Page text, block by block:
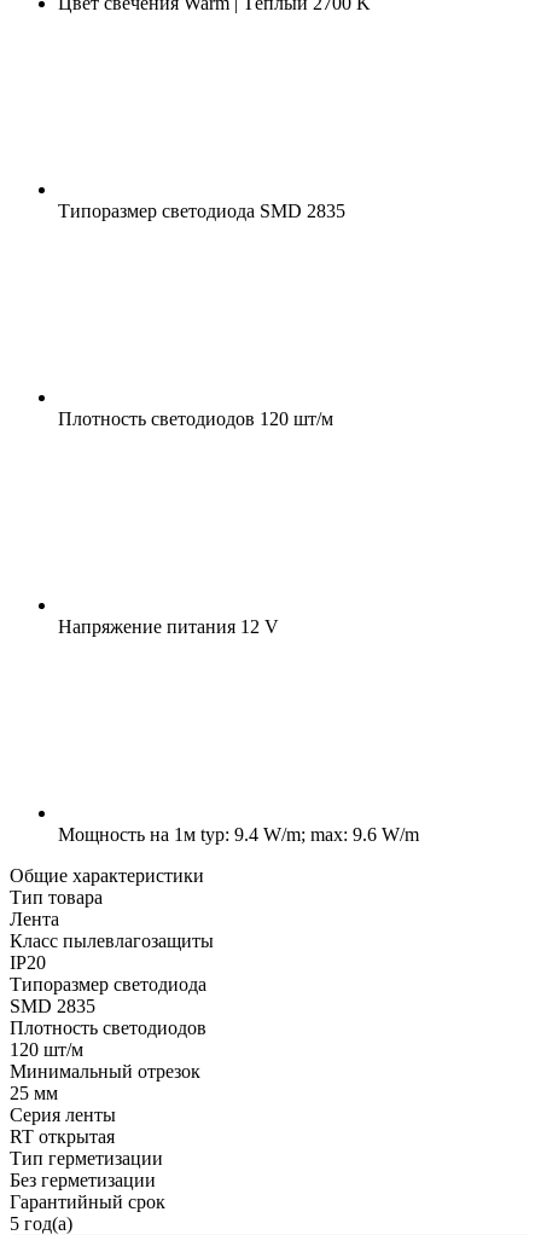
Типоразмер светодиода SMD 2835
Плотность светодиодов 120 шт/м
Напряжение питания 12 V
Мощность на 1м typ: 9.4 W/m; max: 9.6 W/m
Общие характеристики
Тип товара
Лента
Класс пылевлагозащиты
IP20
Типоразмер светодиода
SMD 2835
Плотность светодиодов
120 шт/м
Минимальный отрезок
25 мм
Серия ленты
RT открытая
Тип герметизации
Без герметизации
Гарантийный срок
5 год(а)